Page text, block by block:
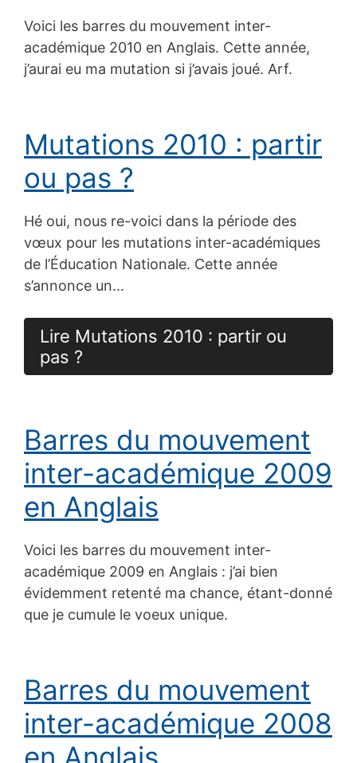
Voici les barres du mouvement inter-
académique 2010 en Anglais. Cette année,
j’aurai eu ma mutation si j’avais joué. Arf.
Mutations 2010 : partir
ou pas ?
Hé oui, nous re-voici dans la période des
vœux pour les mutations inter-académiques
de l’Éducation Nationale. Cette année
s’annonce un…
Lire Mutations 2010 : partir ou
pas ?
Barres du mouvement
inter-académique 2009
en Anglais
Voici les barres du mouvement inter-
académique 2009 en Anglais : j’ai bien
évidemment retenté ma chance, étant-donné
que je cumule le voeux unique.
Barres du mouvement
inter-académique 2008